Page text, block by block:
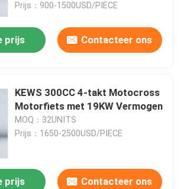
Prijs：900-1500USD/PIECE
prijs Contacteer ons
KEWS 300CC 4-takt Motocross
Motorfiets met 19KW Vermogen
MOQ：32UNITS
Prijs：1650-2500USD/PIECE
prijs Contacteer ons